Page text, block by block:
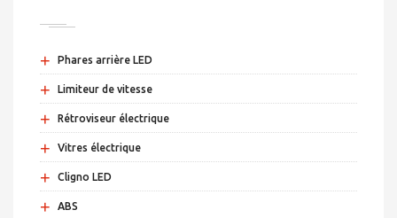
+ Phares arrière LED
+ Limiteur de vitesse
+ Rétroviseur électrique
+ Vitres électrique
+ Cligno LED
+ ABS